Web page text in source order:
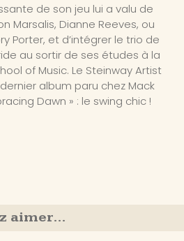
de son jeu lui a valu de
Marsalis, Dianne Reeves, ou
Porter, et d’intégrer le trio de
au sortir de ses études à la
of Music. Le Steinway Artist
album paru chez Mack
Dawn » : le swing chic !
aimer…